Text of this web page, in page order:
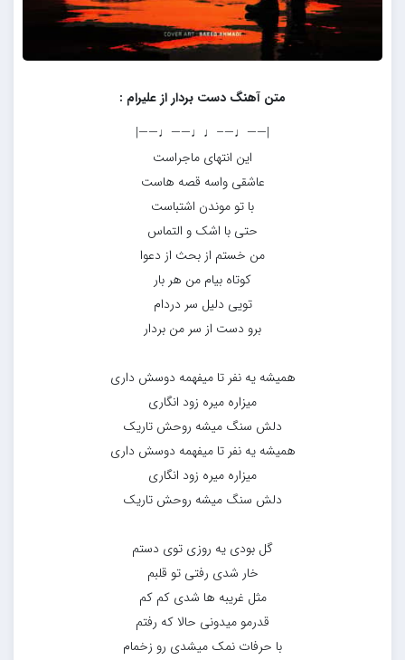
متن آهنگ دست بردار از علیرام :
|——♩—–♩♩——♩——|
این انتهای ماجراست
عاشقی واسه قصه هاست
با تو موندن اشتباست
حتی با اشک و التماس
من خستم از بحث از دعوا
کوتاه بیام من هر بار
تویی دلیل سر دردام
برو دست از سر من بردار
همیشه یه نفر تا میفهمه دوسش داری
میزاره میره زود انگاری
دلش سنگ میشه روحش تاریک
همیشه یه نفر تا میفهمه دوسش داری
میزاره میره زود انگاری
دلش سنگ میشه روحش تاریک
گل بودی یه روزی توی دستم
خار شدی رفتی تو قلبم
مثل غریبه ها شدی کم کم
قدرمو میدونی حالا که رفتم
با حرفات نمک میشدی رو زخمام